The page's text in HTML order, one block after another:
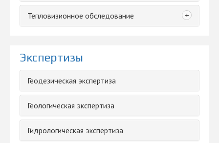
Тепловизионное обследование +
Экспертизы
Геодезическая экспертиза
Геологическая экспертиза
Гидрологическая экспертиза